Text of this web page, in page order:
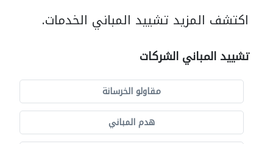
اكتشف المزيد تشييد المباني الخدمات.
تشييد المباني الشركات
مقاولو الخرسانة
هدم المباني